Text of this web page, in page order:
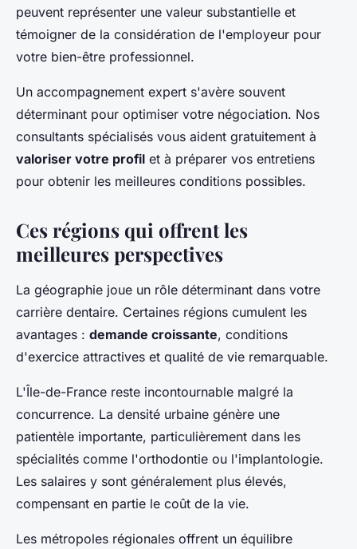
peuvent représenter une valeur substantielle et
témoigner de la considération de l'employeur pour
votre bien-être professionnel.
Un accompagnement expert s'avère souvent
déterminant pour optimiser votre négociation. Nos
consultants spécialisés vous aident gratuitement à
valoriser votre profil et à préparer vos entretiens
pour obtenir les meilleures conditions possibles.
Ces régions qui offrent les
meilleures perspectives
La géographie joue un rôle déterminant dans votre
carrière dentaire. Certaines régions cumulent les
avantages : demande croissante, conditions
d'exercice attractives et qualité de vie remarquable.
L'Île-de-France reste incontournable malgré la
concurrence. La densité urbaine génère une
patientèle importante, particulièrement dans les
spécialités comme l'orthodontie ou l'implantologie.
Les salaires y sont généralement plus élevés,
compensant en partie le coût de la vie.
Les métropoles régionales offrent un équilibre